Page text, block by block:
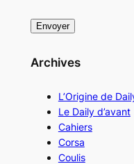
Archives
L’Origine de
Le Daily d’avant
Cahiers
Corsa
Coulis